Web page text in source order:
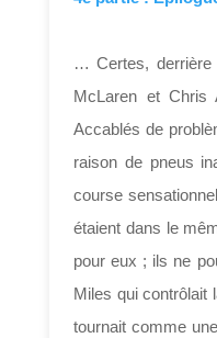
… Certes, derrière
McLaren et Chris
Accablés de
raison de pneus
course
étaient dans le
pour eux ; ils ne
Miles qui contrôlait
tournait comme